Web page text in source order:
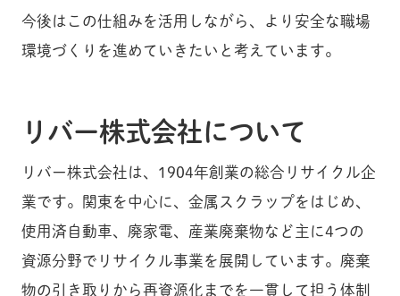
今後はこの仕組みを活用しながら、より安全な職場
環境づくりを進めていきたいと考えています。
リバー株式会社について
リバー株式会社は、1904年創業の総合リサイクル企
業です。関東を中心に、金属スクラップをはじめ、
使用済自動車、廃家電、産業廃棄物など主に4つの
資源分野でリサイクル事業を展開しています。廃棄
物の引き取りから再資源化までを一貫して担う体制